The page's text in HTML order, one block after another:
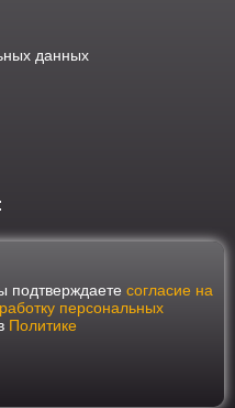
данных
с требованиями
года №152-ФЗ "О персональных
возможно только при
персональных данных. Для
с пользователями мы
пользоваться сайтом, вы
cookie.
подтверждаете согласие на
персональных
Политике